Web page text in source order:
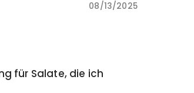
08/13/2025
für Salate, die ich